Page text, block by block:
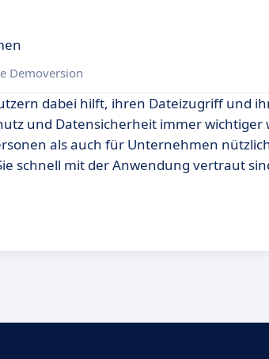
Demoversion
dabei hilft, ihren Dateizugriff und
und Datensicherheit immer wichtiger
als auch für Unternehmen
schnell mit der Anwendung vertraut